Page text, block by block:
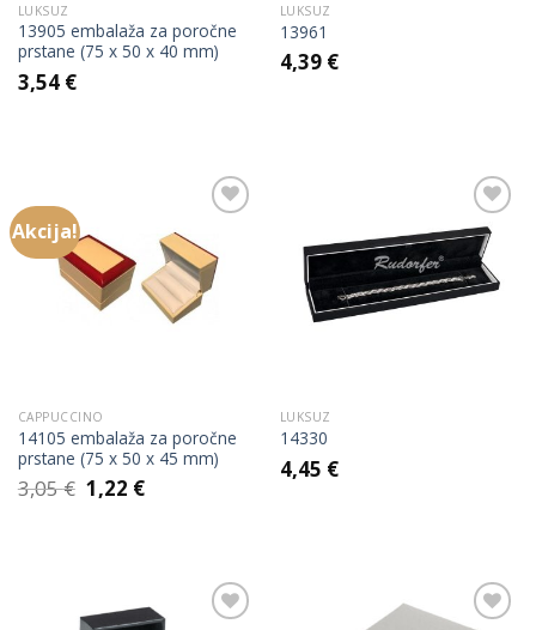
LUKSUZ
13905 embalaža za poročne
prstane (75 x 50 x 40 mm)
3,54 €
LUKSUZ
13961
4,39 €
Akcija!
Add to
Wishlist
CAPPUCCINO
14105 embalaža za poročne
prstane (75 x 50 x 45 mm)
3,05€ Izvirna
cena
1,22 €Trenutna
Add to
Wishlist
LUKSUZ
14330
4,45 €